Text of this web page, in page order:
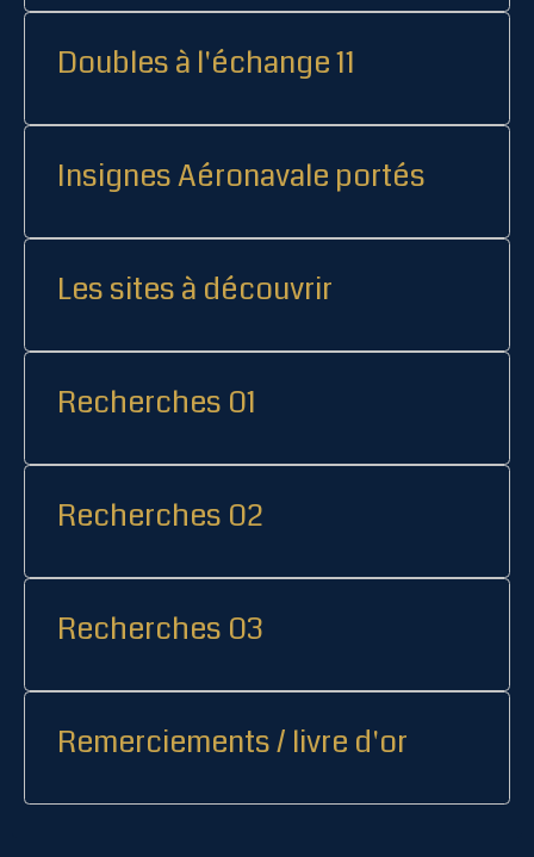
Doubles à l'échange 11
Insignes Aéronavale portés
Les sites à découvrir
Recherches 01
Recherches 02
Recherches 03
Remerciements / livre d'or